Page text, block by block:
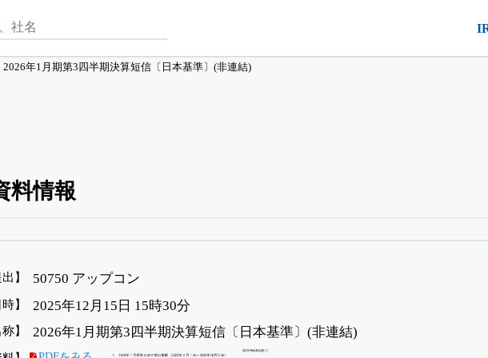
2026年1月期第3四半期決算短信〔日本基準〕(非連結)
料情報
無料でβ版をはじめる
すると永久30%OFFと米株版の先行利用も付きます
出】 50750 アップコン
時】 2025年12月15日 15時30分
称】 2026年1月期第3四半期決算短信〔日本基準〕(非連結)